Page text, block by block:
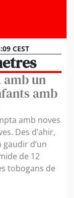
CEST
amb un
amb
amb noves
Des d’ahir,
gaudir d’un
de 12
tobogans de